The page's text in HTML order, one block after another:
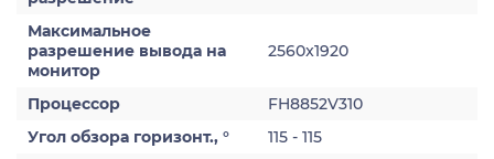
Максимальное
разрешение вывода на
монитор
2560x1920
Процессор
FH8852V310
Угол обзора горизонт., °
115 - 115